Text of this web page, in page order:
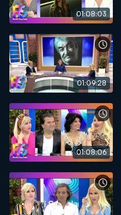
01:08:03
01:09:28
01:08:06